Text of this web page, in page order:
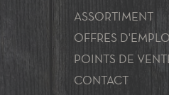
ASSORTIMENT
OFFRES
POINTS DE
CONTACT